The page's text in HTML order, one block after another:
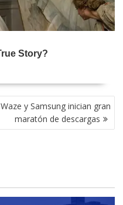
Waze y Samsung inician gran
maratón de descargas